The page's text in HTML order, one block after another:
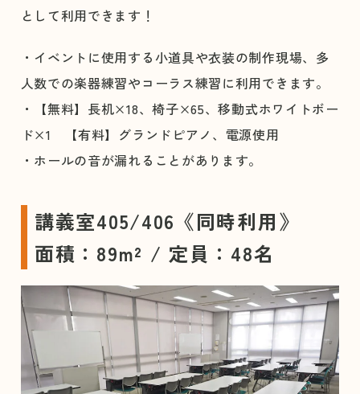
として利用できます！
・イベントに使用する小道具や衣装の制作現場、多
人数での楽器練習やコーラス練習に利用できます。
・【無料】長机×18、椅子×65、移動式ホワイトボー
ド×1 【有料】グランドピアノ、電源使用
・ホールの音が漏れることがあります。
講義室405/406《同時利用》
面積：89m² / 定員：48名